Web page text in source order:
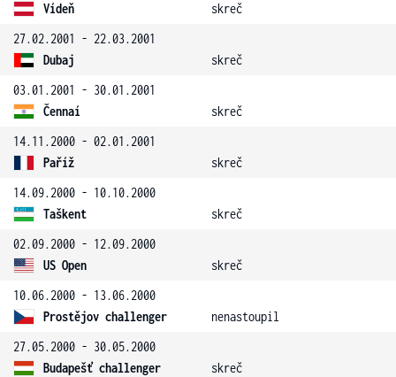
Vídeň
skreč
27.02.2001 - 22.03.2001
Dubaj
skreč
03.01.2001 - 30.01.2001
Čennaí
skreč
14.11.2000 - 02.01.2001
Paříž
skreč
14.09.2000 - 10.10.2000
Taškent
skreč
02.09.2000 - 12.09.2000
US Open
skreč
10.06.2000 - 13.06.2000
Prostějov challenger
nenastoupil
27.05.2000 - 30.05.2000
Budapešť challenger
skreč